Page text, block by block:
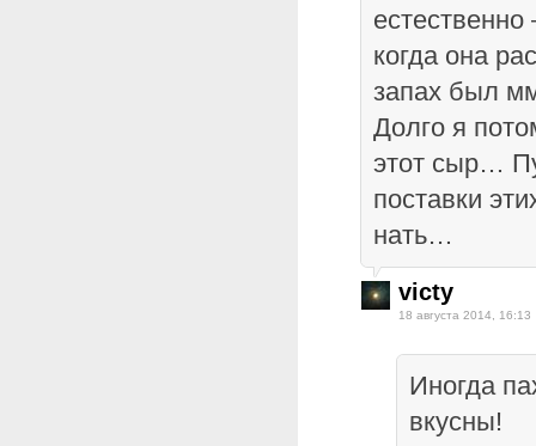
когда она
запах был
Долго я
этот сыр…
поставки
нать…
victy
18 августа 2014, 16:13
Иногда
вкусны!